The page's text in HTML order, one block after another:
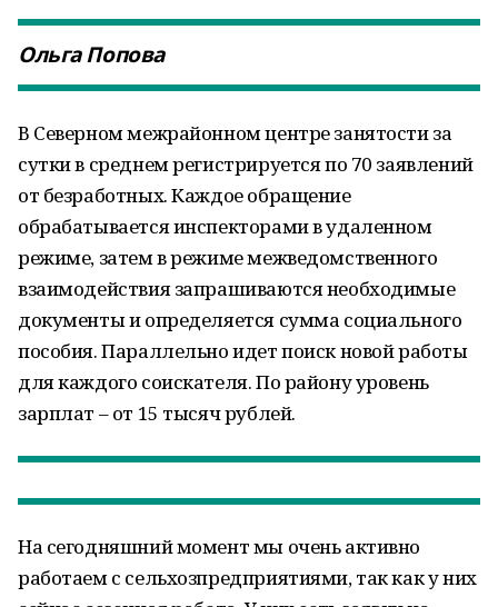
Ольга Попова
В Северном межрайонном центре занятости за
сутки в среднем регистрируется по 70 заявлений
от безработных. Каждое обращение
обрабатывается инспекторами в удаленном
режиме, затем в режиме межведомственного
взаимодействия запрашиваются необходимые
документы и определяется сумма социального
пособия. Параллельно идет поиск новой работы
для каждого соискателя. По району уровень
зарплат – от 15 тысяч рублей.
На сегодняшний момент мы очень активно
работаем с сельхозпредприятиями, так как у них